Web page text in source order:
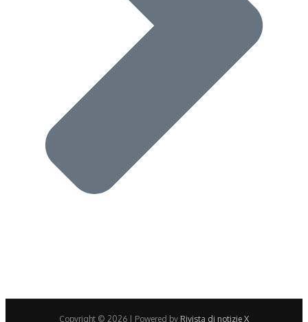
Copyright © 2026 | Powered by Rivista di notizie X